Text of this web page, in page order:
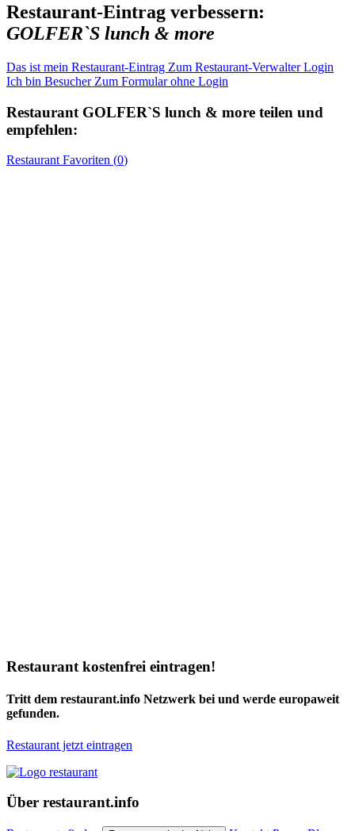
Restaurant-Eintrag verbessern:
GOLFER`S lunch & more
Das ist mein Restaurant-Eintrag Zum Restaurant-Verwalter Login
Ich bin Besucher Zum Formular ohne Login
Restaurant GOLFER`S lunch & more teilen und
empfehlen:
Restaurant Favoriten (0)
Restaurant kostenfrei eintragen!
Tritt dem restaurant.info Netzwerk bei und werde europaweit
gefunden.
Restaurant jetzt eintragen
Über restaurant.info